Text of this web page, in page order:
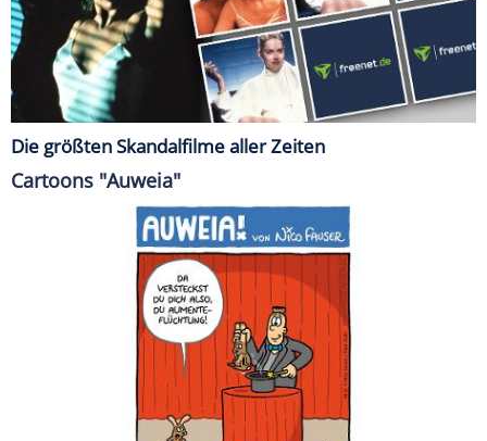
Die größten Skandalfilme aller Zeiten
Cartoons "Auweia"